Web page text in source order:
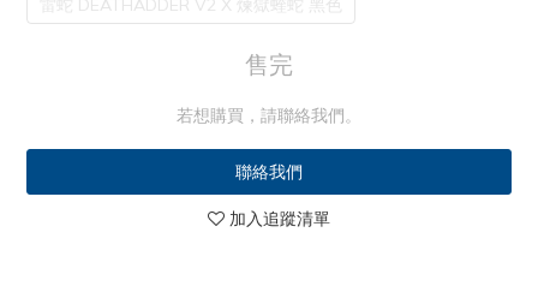
雷蛇 DEATHADDER V2 X 煉獄蝰蛇 黑色
售完
若想購買，請聯絡我們。
聯絡我們
加入追蹤清單